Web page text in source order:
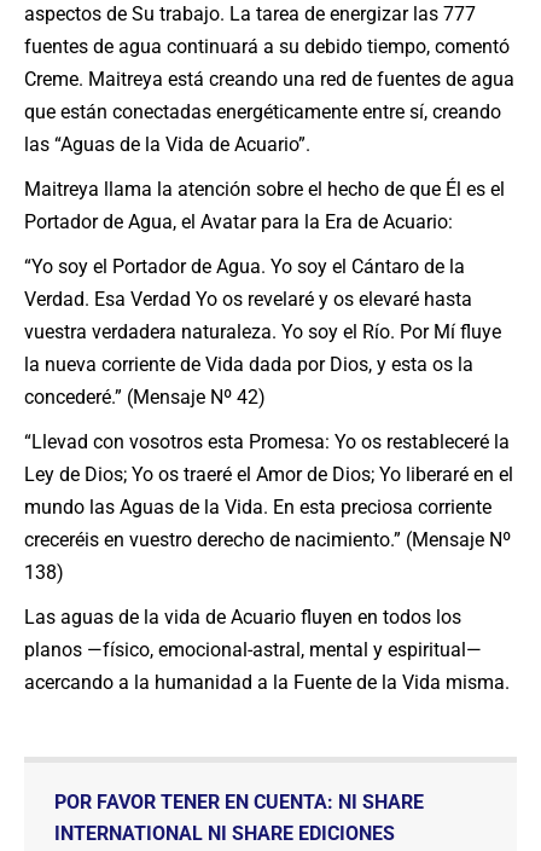
aspectos de Su trabajo. La tarea de energizar las 777
fuentes de agua continuará a su debido tiempo, comentó
Creme. Maitreya está creando una red de fuentes de agua
que están conectadas energéticamente entre sí, creando
las “Aguas de la Vida de Acuario”.
Maitreya llama la atención sobre el hecho de que Él es el
Portador de Agua, el Avatar para la Era de Acuario:
“Yo soy el Portador de Agua. Yo soy el Cántaro de la
Verdad. Esa Verdad Yo os revelaré y os elevaré hasta
vuestra verdadera naturaleza. Yo soy el Río. Por Mí fluye
la nueva corriente de Vida dada por Dios, y esta os la
concederé.” (Mensaje Nº 42)
“Llevad con vosotros esta Promesa: Yo os restableceré la
Ley de Dios; Yo os traeré el Amor de Dios; Yo liberaré en el
mundo las Aguas de la Vida. En esta preciosa corriente
creceréis en vuestro derecho de nacimiento.” (Mensaje Nº
138)
Las aguas de la vida de Acuario fluyen en todos los
planos —físico, emocional-astral, mental y espiritual—
acercando a la humanidad a la Fuente de la Vida misma.
POR FAVOR TENER EN CUENTA: NI SHARE
INTERNATIONAL NI SHARE EDICIONES